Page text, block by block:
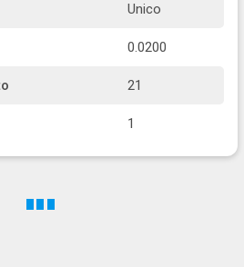
Unico
0.0200
21
1